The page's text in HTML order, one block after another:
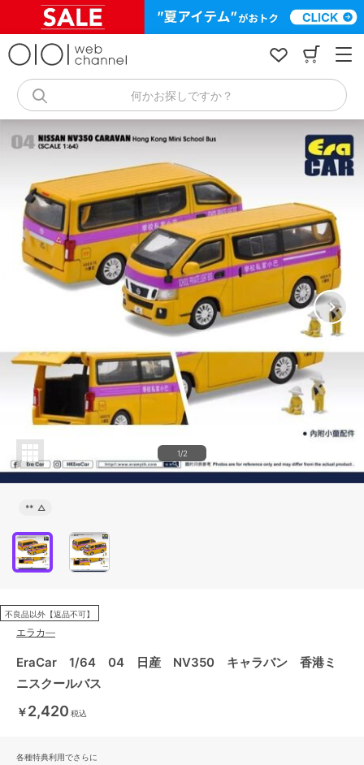
キ
何かお探しですか？
1/2
** △
不良品以外【返品不可】
エラカ―
EraCar 1/64 04 日産 NV350 キャラバン 香港ミ
ニスクールバス
￥2,420 税込
各種特典利用でさらに